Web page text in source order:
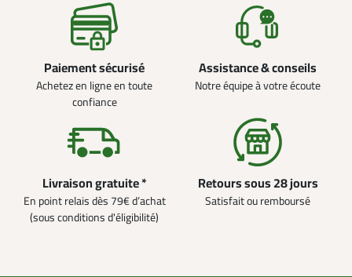
Paiement sécurisé
Achetez en ligne en toute
confiance
Assistance & conseils
Notre équipe à votre écoute
Livraison gratuite *
En point relais dès 79€ d’achat
(sous conditions d'éligibilité)
Retours sous 28 jours
Satisfait ou remboursé